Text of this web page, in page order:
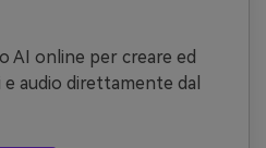
AI online per creare ed
audio direttamente dal